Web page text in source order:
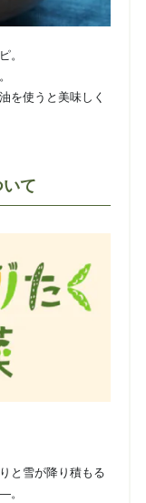
。
を使うと美味しく
て
と雪が降り積もる
。